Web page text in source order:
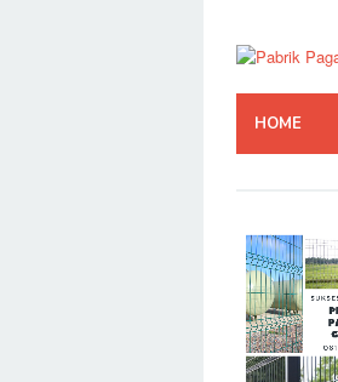
content
HOME